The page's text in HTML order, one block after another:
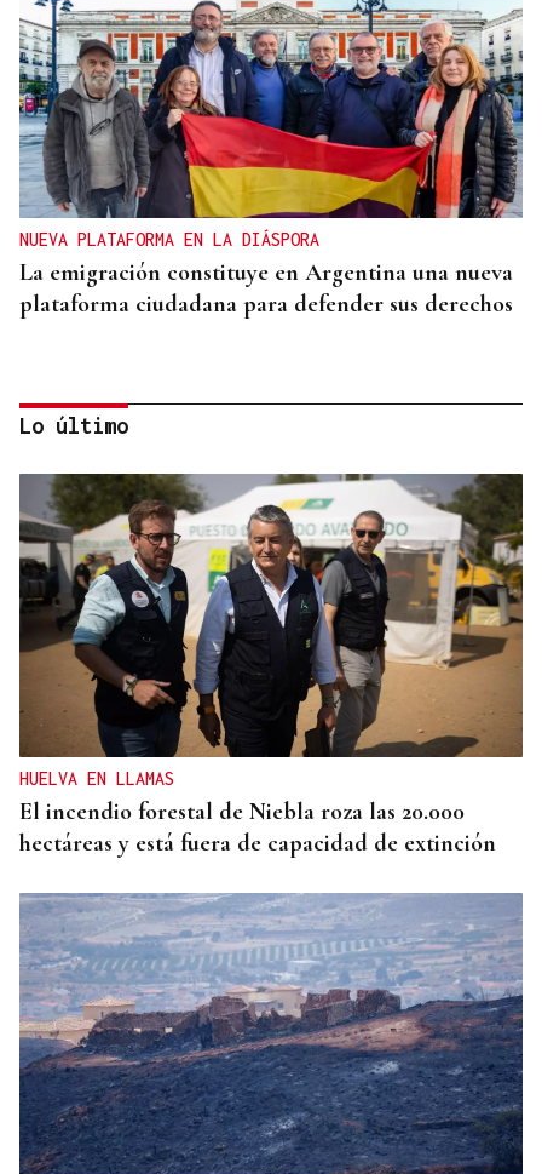
NUEVA PLATAFORMA EN LA DIÁSPORA
La emigración constituye en Argentina una nueva
plataforma ciudadana para defender sus derechos
GIRA
El Ballet Folklórico Tupa Marka en gira en España
y Francia
Lo último
HUELVA EN LLAMAS
El incendio forestal de Niebla roza las 20.000
hectáreas y está fuera de capacidad de extinción